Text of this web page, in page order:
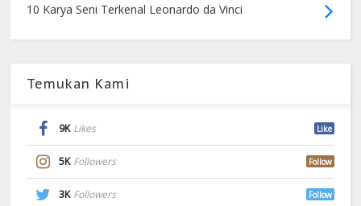
10 Karya Seni Terkenal Leonardo da Vinci
Temukan Kami
9K Likes Like
5K Followers Follow
3K Followers Follow